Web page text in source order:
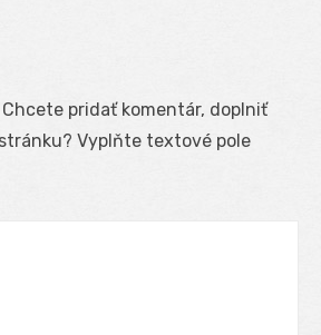
pridať komentár, doplniť
Vyplňte textové pole